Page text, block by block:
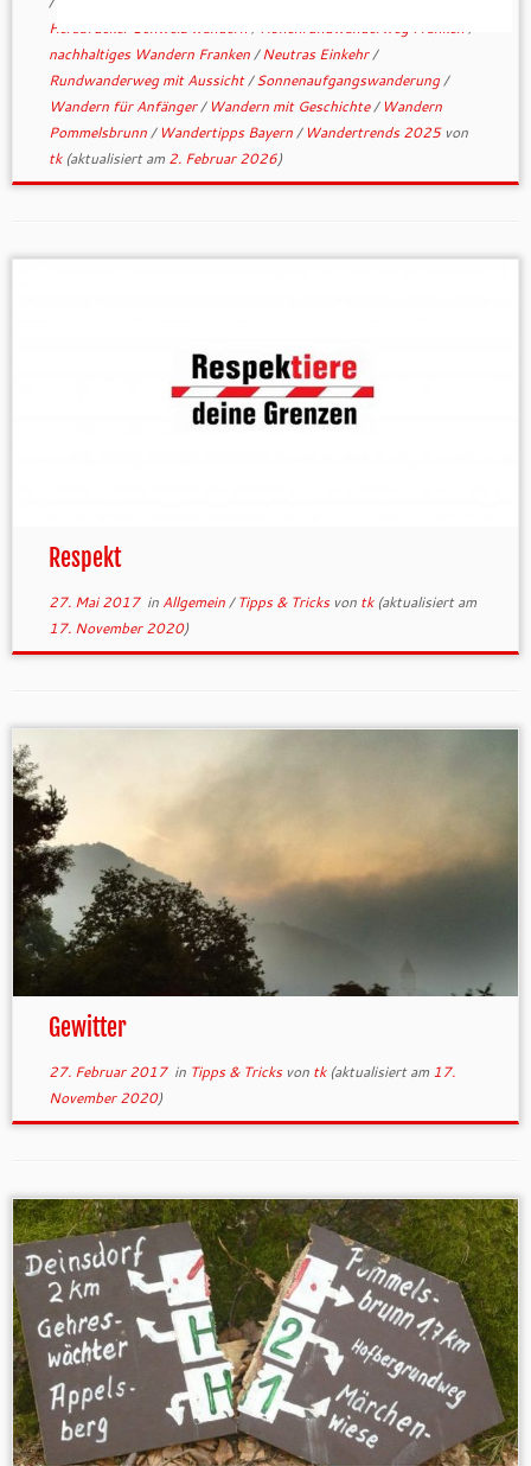
Hersbrucker Schweiz wandern / Höhenrundwanderweg Franken /
nachhaltiges Wandern Franken/Neutras Einkehr/
Rundwanderweg mit Aussicht/Sonnenaufgangswanderung/
Wandern für Anfänger/ Wandern mit Geschichte/ Wandern
Pommelsbrunn/ Wandertipps Bayern/ Wandertrends 2025 von
tk(aktualisiert am 2. Februar 2026)
Respekt
27. Mai 2017in Allgemein/Tipps & Tricks von tk(aktualisiert am
17. November 2020)
Gewitter
27. Februar 2017in Tipps & Tricks von tk(aktualisiert am 17.
November 2020)